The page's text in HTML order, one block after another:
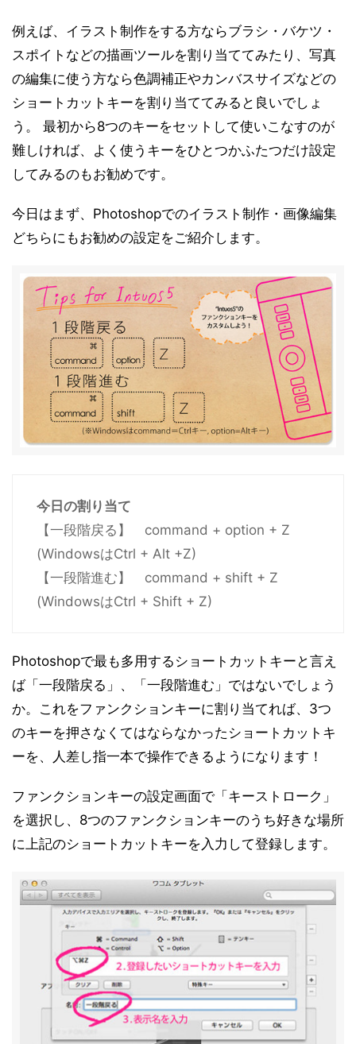
例えば、イラスト制作をする方ならブラシ・バケツ・
スポイトなどの描画ツールを割り当ててみたり、写真
の編集に使う方なら色調補正やカンバスサイズなどの
ショートカットキーを割り当ててみると良いでしょ
う。 最初から8つのキーをセットして使いこなすのが
難しければ、よく使うキーをひとつかふたつだけ設定
してみるのもお勧めです。
今日はまず、Photoshopでのイラスト制作・画像編集
どちらにもお勧めの設定をご紹介します。
今日の割り当て
【一段階戻る】 command + option + Z
(WindowsはCtrl + Alt +Z)
【一段階進む】 command + shift + Z
(WindowsはCtrl + Shift + Z)
Photoshopで最も多用するショートカットキーと言え
ば「一段階戻る」、「一段階進む」ではないでしょう
か。これをファンクションキーに割り当てれば、3つ
のキーを押さなくてはならなかったショートカットキ
ーを、人差し指一本で操作できるようになります！
ファンクションキーの設定画面で「キーストローク」
を選択し、8つのファンクションキーのうち好きな場所
に上記のショートカットキーを入力して登録します。